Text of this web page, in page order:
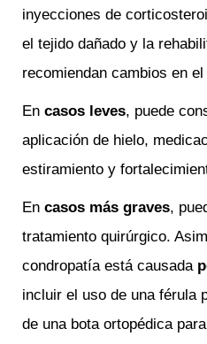
inyecciones de
el tejido dañado y la
recomiendan cambios en
En casos leves, puede
aplicación de hielo,
estiramiento y
En casos más graves,
tratamiento quirúrgico.
condropatía está causada
incluir el uso de una férula
de una bota ortopédica